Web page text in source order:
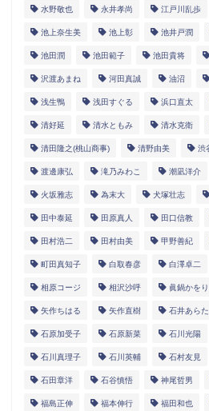
水野敬也 永井孝尚 江戸川乱歩
池上奈生美 池上彰 池井戸潤
池田潤 池田範子 池田貴将
沢渡あまね 河田真誠 油沼
浅生鴨 浅田すぐる 浜口直太
清好延 清水ともみ 清水克衛
清田隆之(桃山商事) 清野由美 渋
渡邊康弘 滝乃みわこ 潮凪洋介
火坂雅志 為末大 犬塚壮志
田中泰延 田原真人 田口信教
田村浩二 田村由美 甲野善紀
町田真知子 白取春彦 白澤卓二
相原コージ 相沢沙呼 眞鍋かをり
矢作ちはる 矢作直樹 石井あらた
石原加受子 石原新菜 石川光陽
石川真理子 石川英輔 石村友見
石田章洋 石谷慎悟 神尾哲男
福島正伸 福本伸行 福田和也